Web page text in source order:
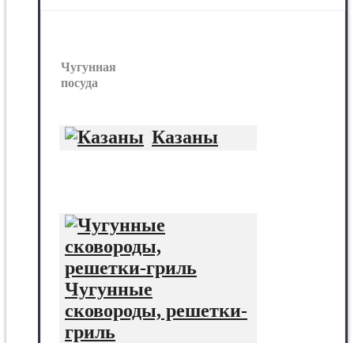
Чугунная
посуда
Казаны
Чугунные
сковороды, решетки-
гриль